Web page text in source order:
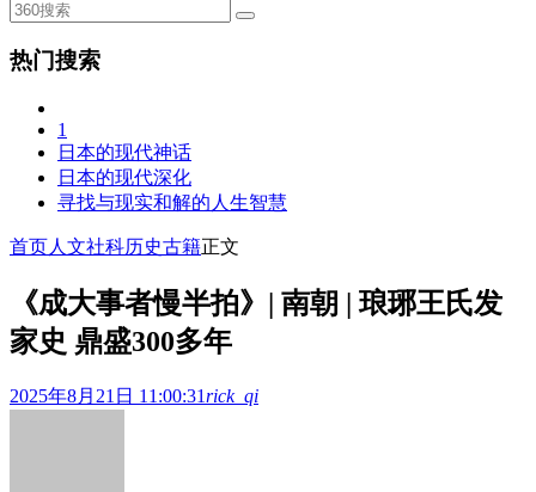
热门搜索
1
日本的现代神话
日本的现代深化
寻找与现实和解的人生智慧
首页人文社科历史古籍正文
《成大事者慢半拍》| 南朝 | 琅琊王氏发
家史 鼎盛300多年
2025年8月21日 11:00:31rick_qi